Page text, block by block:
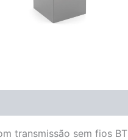
transmissão sem fios